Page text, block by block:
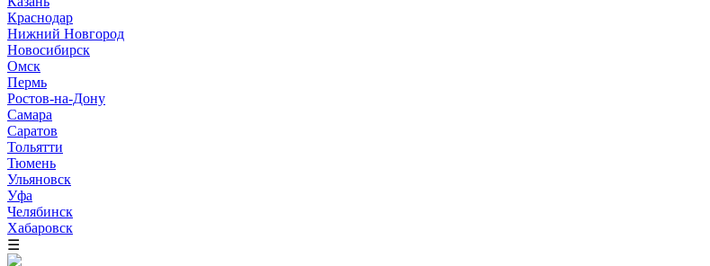
Краснодар
Нижний Новгород
Новосибирск
Омск
Пермь
Ростов-на-Дону
Самара
Саратов
Тольятти
Тюмень
Ульяновск
Уфа
Челябинск
Хабаровск
☰